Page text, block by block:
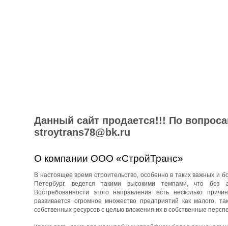
Данный сайт продается!!! По
stroytrans78@bk.ru
О компании ООО «СтройТранс»
В настоящее время строительство, особенно в таких важных и
Петербург, ведется такими высокими темпами, что без
Востребованности этого направления есть несколько
развивается огромное множество предприятий как малого,
собственных ресурсов с целью вложения их в собственные